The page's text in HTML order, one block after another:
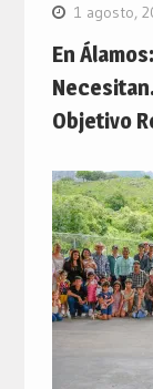
1 agosto,
En
Objetivo